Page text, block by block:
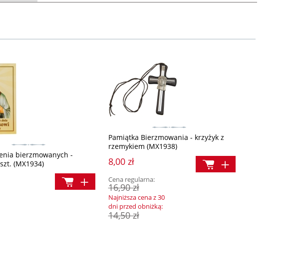
bierzmowanych -
(MX1934)
Pamiątka Bierzmowania - krzyżyk z
rzemykiem (MX1938)
8,00 zł
Cena regularna:
16,90 zł
Najniższa cena z 30
dni przed obniżką:
14,50 zł